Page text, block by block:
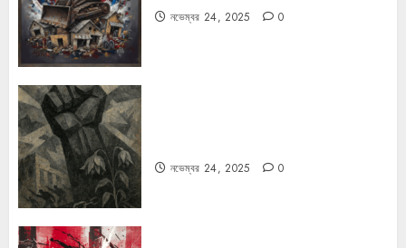
নভেম্বর 24, 2025 0
নভেম্বর 24, 2025 0